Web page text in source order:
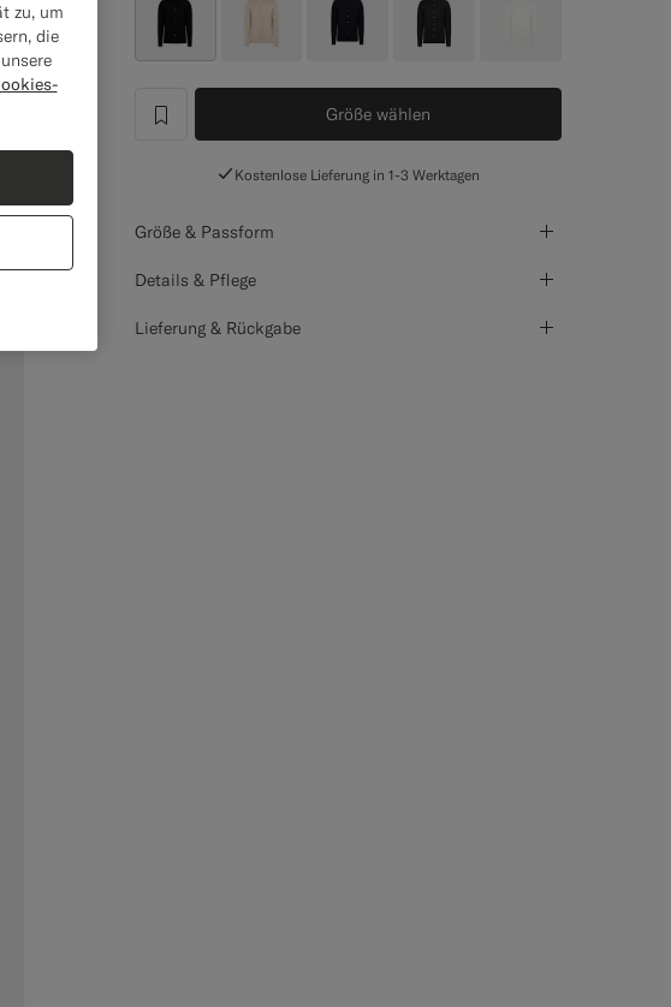
label.header.wishlist
Größe wählen
Kostenlose Lieferung in 1-3 Werktagen
Größe & Passform
Details & Pflege
Lieferung & Rückgabe
zu, um
die